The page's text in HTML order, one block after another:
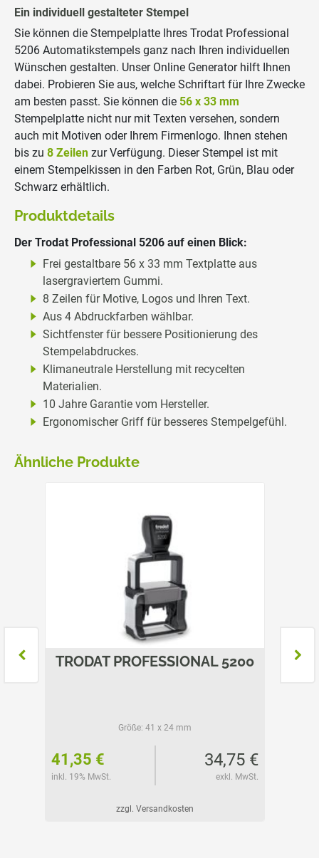
Ein individuell gestalteter Stempel
Sie können die Stempelplatte Ihres Trodat Professional
5206 Automatikstempels ganz nach Ihren individuellen
Wünschen gestalten. Unser Online Generator hilft Ihnen
dabei. Probieren Sie aus, welche Schriftart für Ihre Zwecke
am besten passt. Sie können die 56 x 33 mm
Stempelplatte nicht nur mit Texten versehen, sondern
auch mit Motiven oder Ihrem Firmenlogo. Ihnen stehen
bis zu 8 Zeilen zur Verfügung. Dieser Stempel ist mit
einem Stempelkissen in den Farben Rot, Grün, Blau oder
Schwarz erhältlich.
Produktdetails
Der Trodat Professional 5206 auf einen Blick:
Frei gestaltbare 56 x 33 mm Textplatte aus
lasergraviertem Gummi.
8 Zeilen für Motive, Logos und Ihren Text.
Aus 4 Abdruckfarben wählbar.
Sichtfenster für bessere Positionierung des
Stempelabdruckes.
Klimaneutrale Herstellung mit recycelten
Materialien.
10 Jahre Garantie vom Hersteller.
Ergonomischer Griff für besseres Stempelgefühl.
Ähnliche Produkte
TRODAT PROFESSIONAL 5200
Größe: 41 x 24 mm
41,35 €
inkl. 19% MwSt.
34,75 €
exkl. MwSt.
zzgl. Versandkosten